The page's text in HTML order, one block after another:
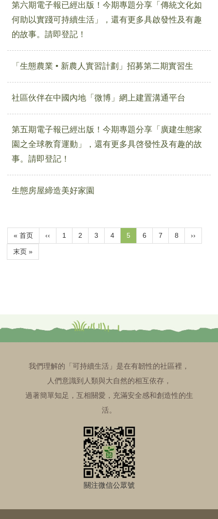
第六期電子報已經出版！今期專題分享「傳統文化如
何助以實踐可持續生活」，還有更多具啟發性及有趣
的故事。請即登記！
「生態農業 • 新農人實習計劃」招募第二期實習生
社區伙伴在中國內地「微博」網上建置溝通平台
第五期電子報已經出版！今期專題分享「廣建生態家
園之全球教育運動」，還有更多具啓發性及有趣的故
事。請即登記！
生態房屋締造美好家園
First
page
« 首页
Previous
page
‹‹
頁
面
1
頁
面
2
頁
面
3
頁
面
4
目
前
5
頁
面
6
頁
面
7
頁
面
8
下
一
››
Last
page
末页 »
我們理解的「可持續生活」是在有韌性的社區裡，
人們意識到人類與大自然的相互依存，
過著簡單知足，互相關愛，充滿安全感和創造性的生
活。
關注微信公眾號